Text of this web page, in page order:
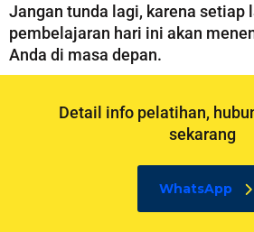
Jangan tunda lagi, karena setiap
pembelajaran hari ini akan
Anda di masa depan.
Detail info pelatihan,
sekarang
WhatsApp